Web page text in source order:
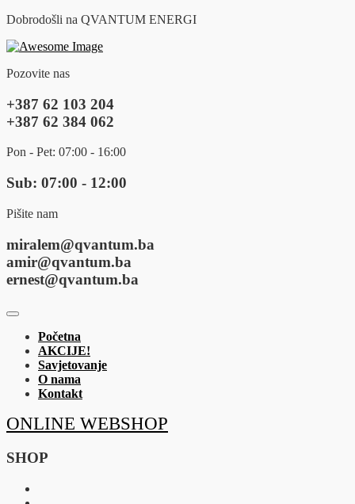
Dobrodošli na QVANTUM ENERGI
Pozovite nas
+387 62 103 204
+387 62 384 062
Pon - Pet: 07:00 - 16:00
Sub: 07:00 - 12:00
Pišite nam
miralem@qvantum.ba
amir@qvantum.ba
ernest@qvantum.ba
Početna
AKCIJE!
Savjetovanje
O nama
Kontakt
ONLINE WEBSHOP
SHOP